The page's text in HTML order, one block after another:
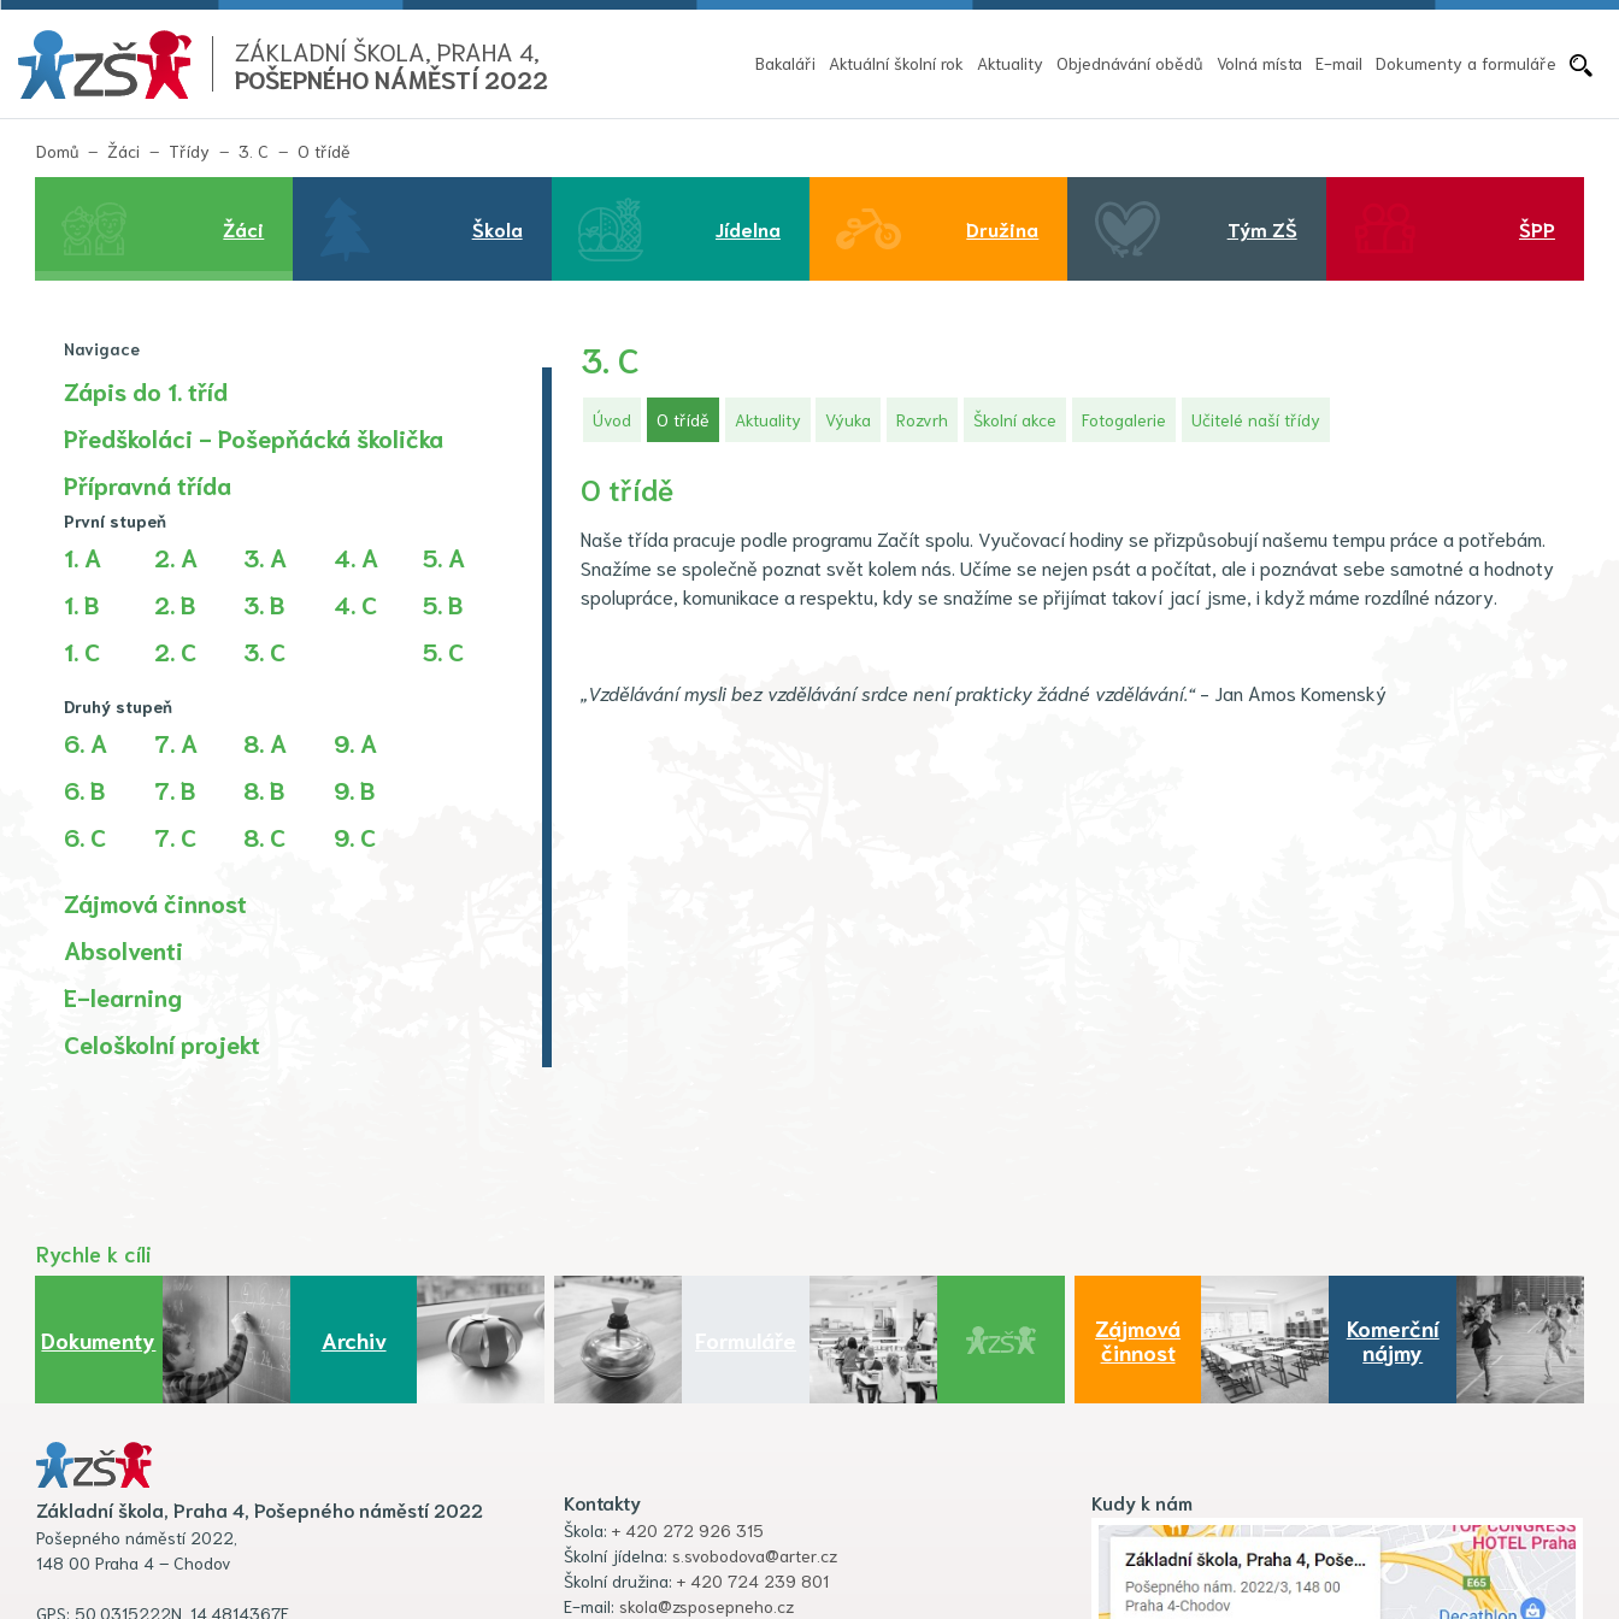
ZÁKLADNÍ ŠKOLA, PRAHA 4,
POŠEPNÉHO NÁMĚSTÍ 2022
Bakaláři Aktuální školní rok Aktuality Objednávání obědů Volná místa E-mail Dokumenty a formuláře
Domů Žáci Třídy 3. C O třídě
Žáci Škola Jídelna Družina Tým ZŠ ŠPP
Navigace
Zápis do 1. tříd
Předškoláci - Pošepňácká školička
Přípravná třída
První stupeň
1. A
1. B
1. C
2. A
2. B
2. C
3. A
3. B
3. C
4. A
4. C
5. A
5. B
5. C
Druhý stupeň
6. A
6. B
6. C
7. A
7. B
7. C
8. A
8. B
8. C
9. A
9. B
9. C
Zájmová činnost
Absolventi
E-learning
Celoškolní projekt
3. C
Úvod O třídě(aktuální)
Aktuality Výuka Rozvrh Školní akce Fotogalerie Učitelé naší třídy
O třídě
Naše třída pracuje podle programu Začít spolu. Vyučovací hodiny se přizpůsobují našemu tempu práce a potřebám.
Snažíme se společně poznat svět kolem nás. Učíme se nejen psát a počítat, ale i poznávat sebe samotné a hodnoty
spolupráce, komunikace a respektu, kdy se snažíme se přijímat takoví jací jsme, i když máme rozdílné názory.
„Vzdělávání mysli bez vzdělávání srdce není prakticky žádné vzdělávání.“- Jan Amos Komenský
Rychle k cíli
Dokumenty Archiv
Zájmová
činnost
Komerční
nájmy
Základní škola, Praha 4, Pošepného náměstí 2022
Pošepného náměstí 2022,
148 00 Praha 4 – Chodov
GPS: 50.0315222N, 14.4814367E
Kontakty
Škola: + 420 272 926 315
Školní jídelna: s.svobodova@arter.cz
Školní družina: + 420 724 239 801
E-mail: skola@zsposepneho.cz
Kudy k nám